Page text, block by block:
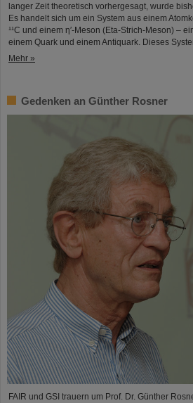
langer Zeit theoretisch vorhergesagt, wurde
Es handelt sich um ein System aus einem
¹¹C und einem η′‑Meson (Eta-Strich-Meson) –
einem Quark und einem Antiquark. Dieses
Mehr »
Gedenken an Günther Rosner
FAIR und GSI trauern um Prof. Dr. Günther